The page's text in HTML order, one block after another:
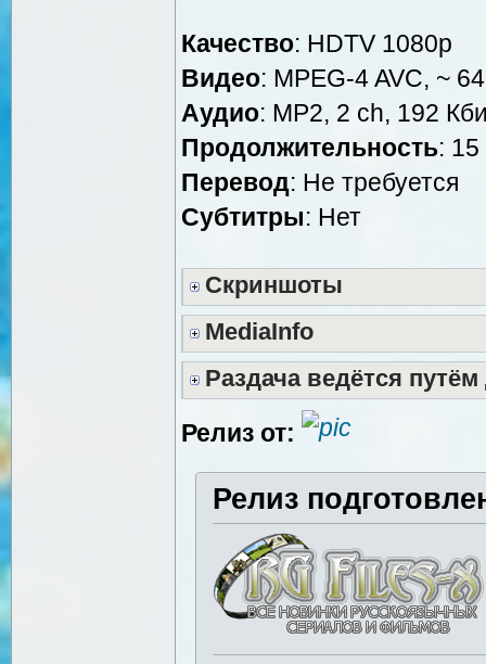
Качество: HDTV 1080p
Видео: MPEG-4 AVC, ~
Аудио: MP2, 2 ch, 192
Продолжительность:
Перевод: Не требуется
Субтитры: Нет
Скриншоты
MediaInfo
Раздача ведётся
Релиз от:
Релиз